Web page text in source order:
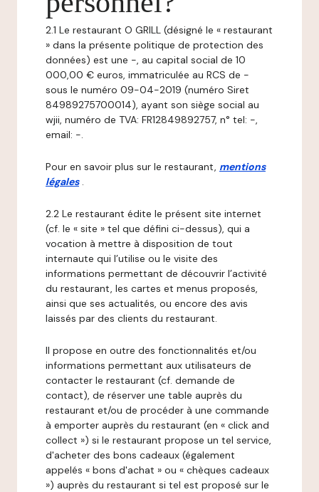
2.1 Le restaurant O GRILL (désigné le « restaurant
» dans la présente politique de protection des
données) est une -, au capital social de 10
000,00 € euros, immatriculée au RCS de -
sous le numéro 09-04-2019 (numéro Siret
84989275700014), ayant son siège social au
wjii, numéro de TVA: FR12849892757, n° tel: -,
email: -.
Pour en savoir plus sur le restaurant, mentions
légales .
2.2 Le restaurant édite le présent site internet
(cf. le « site » tel que défini ci-dessus), qui a
vocation à mettre à disposition de tout
internaute qui l’utilise ou le visite des
informations permettant de découvrir l’activité
du restaurant, les cartes et menus proposés,
ainsi que ses actualités, ou encore des avis
laissés par des clients du restaurant.
Il propose en outre des fonctionnalités et/ou
informations permettant aux utilisateurs de
contacter le restaurant (cf. demande de
contact), de réserver une table auprès du
restaurant et/ou de procéder à une commande
à emporter auprès du restaurant (en « click and
collect ») si le restaurant propose un tel service,
d'acheter des bons cadeaux (également
appelés « bons d'achat » ou « chèques cadeaux
») auprès du restaurant si tel est proposé sur le